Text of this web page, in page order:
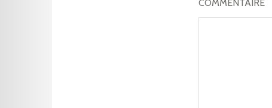
COMMENTAIRE